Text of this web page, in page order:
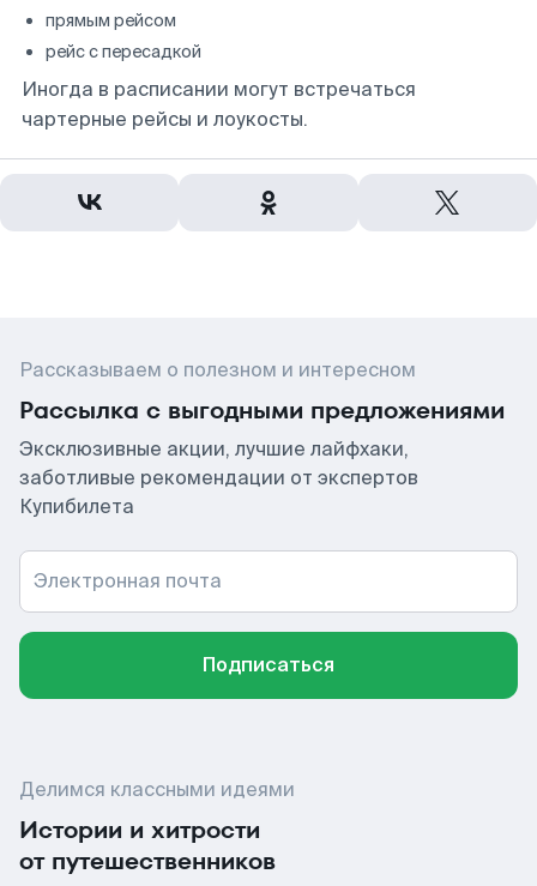
прямым рейсом
рейс с пересадкой
Иногда в расписании могут встречаться
чартерные рейсы и лоукосты.
Рассказываем о полезном и интересном
Рассылка с выгодными предложениями
Эксклюзивные акции, лучшие лайфхаки,
заботливые рекомендации от экспертов
Купибилета
Электронная почта
Подписаться
Делимся классными идеями
Истории и хитрости
от путешественников